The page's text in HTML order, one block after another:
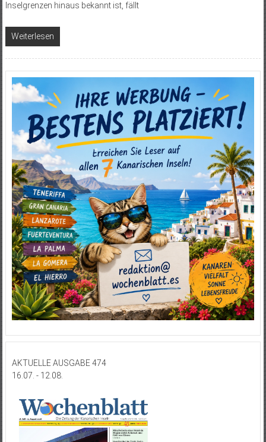
Inselgrenzen hinaus bekannt ist, fällt
Weiterlesen
AKTUELLE AUSGABE 474
16.07. - 12.08.